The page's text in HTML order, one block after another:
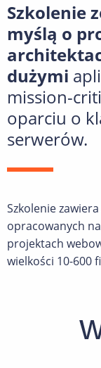
Szkolenie
myślą o
dużymi
mission-
oparciu o
serwerów.
Szkolenie
opracowanych
projektach
wielkości 10-600